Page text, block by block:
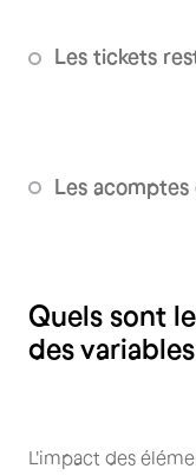
Les tickets
Les acomptes
Quels sont
des
L'impact des